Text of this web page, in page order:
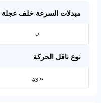
مبدلات السرعة خلف عجلة
✓
نوع ناقل الحركة
يدوي